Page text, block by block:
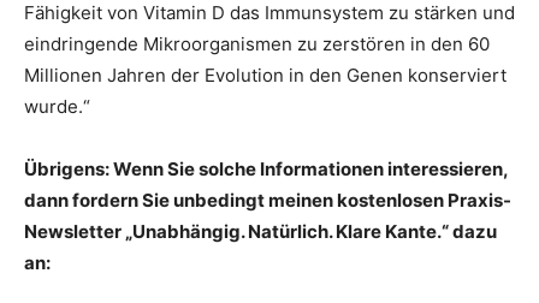
Fähigkeit von Vitamin D das Immunsystem zu stärken und
eindringende Mikroorganismen zu zerstören in den 60
Millionen Jahren der Evolution in den Genen konserviert
wurde.“
Übrigens: Wenn Sie solche Informationen interessieren,
dann fordern Sie unbedingt meinen kostenlosen Praxis-
Newsletter „Unabhängig. Natürlich. Klare Kante.“ dazu
an: